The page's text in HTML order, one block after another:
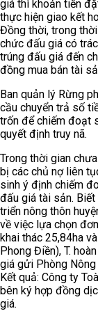
giá thì khoản tiền
thực hiện giao kết
Đồng thời, trong
chức đấu giá có
trúng đấu giá đến
đồng mua bán tài
Ban quản lý Rừng
cầu chuyển trả số
trốn để chiếm đoạt
quyết định truy nã.
Trong thời gian
bị các chủ nợ liên
sinh ý định chiếm
đấu giá tài sản.
triển nông thôn
về việc lựa chọn
khai thác 25,84ha
Phong Điền), T.
giá gửi Phòng
Kết quả: Công ty
bên ký hợp đồng
giá.